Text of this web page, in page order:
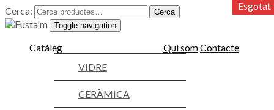
Cerca:
Cerca
Toggle navigation
Catàleg
VIDRE
CERÀMICA
Qui somContacte
Esgotat
Esgotat
Esgotat